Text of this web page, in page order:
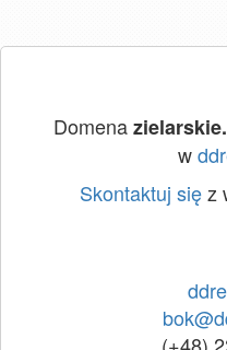
Domena
w
Skontaktuj sięz